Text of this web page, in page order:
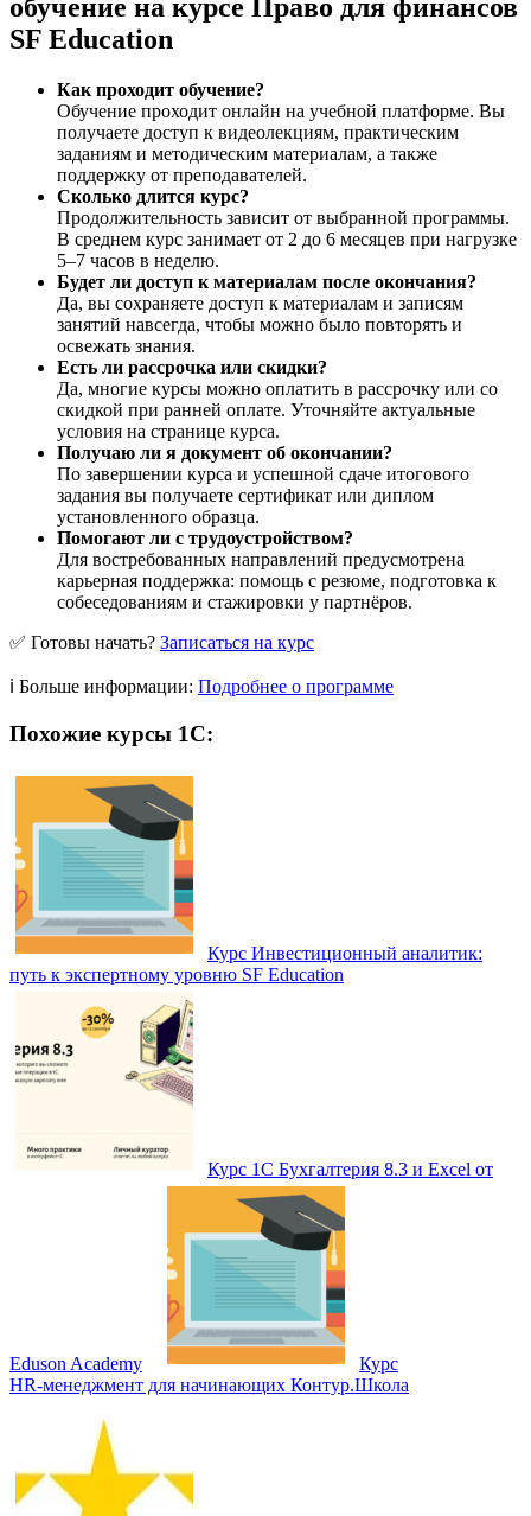
обучение на курсе Право для финансов
SF Education
Как проходит обучение?
Обучение проходит онлайн на учебной платформе. Вы
получаете доступ к видеолекциям, практическим
заданиям и методическим материалам, а также
поддержку от преподавателей.
Сколько длится курс?
Продолжительность зависит от выбранной программы.
В среднем курс занимает от 2 до 6 месяцев при нагрузке
5–7 часов в неделю.
Будет ли доступ к материалам после окончания?
Да, вы сохраняете доступ к материалам и записям
занятий навсегда, чтобы можно было повторять и
освежать знания.
Есть ли рассрочка или скидки?
Да, многие курсы можно оплатить в рассрочку или со
скидкой при ранней оплате. Уточняйте актуальные
условия на странице курса.
Получаю ли я документ об окончании?
По завершении курса и успешной сдаче итогового
задания вы получаете сертификат или диплом
установленного образца.
Помогают ли с трудоустройством?
Для востребованных направлений предусмотрена
карьерная поддержка: помощь с резюме, подготовка к
собеседованиям и стажировки у партнёров.
✅ Готовы начать? Записаться на курс
ℹ️ Больше информации: Подробнее о программе
Похожие курсы 1С:
Курс Инвестиционный аналитик:
путь к экспертному уровню SF Education
Курс 1С Бухгалтерия 8.3 и Excel от
Eduson Academy
Курс
HR‑менеджмент для начинающих Контур.Школа